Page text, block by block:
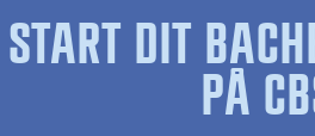
START DIT
PÅ